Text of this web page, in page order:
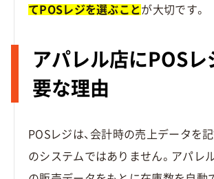
てPOSレジを選ぶこと が大切です。
アパレル店にPOSレ
要な理由
POSレジは、会計時の売上データを
のシステムではありません。アパレ